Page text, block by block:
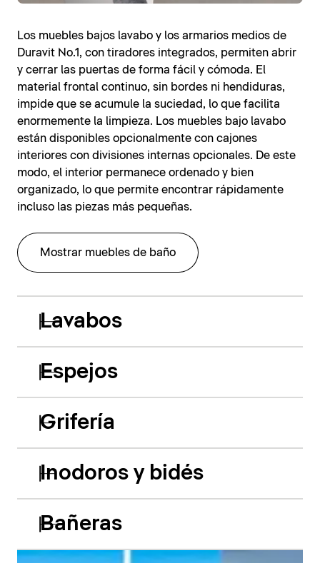
Los muebles bajos lavabo y los armarios medios de
Duravit No.1, con tiradores integrados, permiten abrir
y cerrar las puertas de forma fácil y cómoda. El
material frontal continuo, sin bordes ni hendiduras,
impide que se acumule la suciedad, lo que facilita
enormemente la limpieza. Los muebles bajo lavabo
están disponibles opcionalmente con cajones
interiores con divisiones internas opcionales. De este
modo, el interior permanece ordenado y bien
organizado, lo que permite encontrar rápidamente
incluso las piezas más pequeñas.
Mostrar muebles de baño
Lavabos
Espejos
Grifería
Inodoros y bidés
Bañeras